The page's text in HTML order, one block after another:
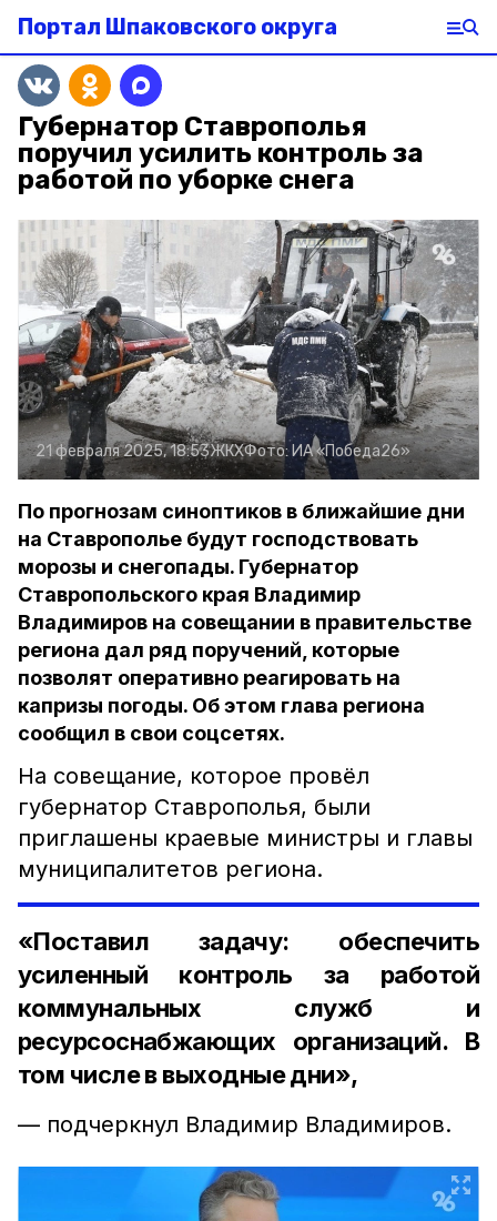
Портал Шпаковского округа
Губернатор Ставрополья
поручил усилить контроль за
работой по уборке снега
21 февраля 2025, 18:53ЖКХФото: ИА «Победа26»
По прогнозам синоптиков в ближайшие дни
на Ставрополье будут господствовать
морозы и снегопады. Губернатор
Ставропольского края Владимир
Владимиров на совещании в правительстве
региона дал ряд поручений, которые
позволят оперативно реагировать на
капризы погоды. Об этом глава региона
сообщил в свои соцсетях.
На совещание, которое провёл
губернатор Ставрополья, были
приглашены краевые министры и главы
муниципалитетов региона.
«Поставил задачу: обеспечить
усиленный контроль за работой
коммунальных служб и
ресурсоснабжающих организаций. В
том числе в выходные дни»,
— подчеркнул Владимир Владимиров.